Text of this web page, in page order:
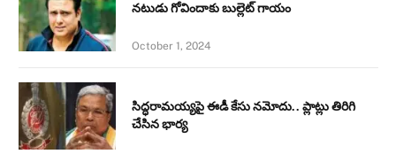
నటుడు గోవిందాకు బుల్లెట్ గాయం
October 1, 2024
సిద్ధరామయ్యపై ఈడీ కేసు నమోదు.. ప్లాట్లు తిరిగి
చేసిన భార్య